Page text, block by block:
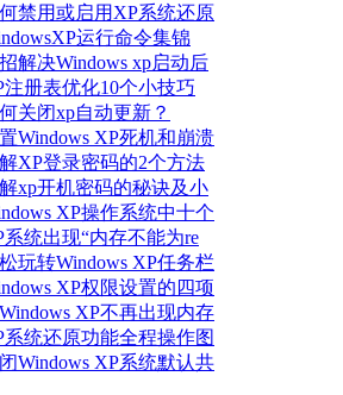
禁用或启用XP系统还原
运行命令集锦
解决Windows xp启动后
注册表优化10个小技巧
关闭xp自动更新？
Windows XP死机和崩溃
XP登录密码的2个方法
xp开机密码的秘诀及小
XP操作系统中十个
系统出现“内存不能为re
玩转Windows XP任务栏
XP权限设置的四项
XP不再出现内存
系统还原功能全程操作图
Windows XP系统默认共